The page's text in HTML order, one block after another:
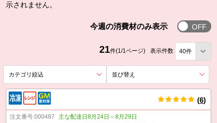
示されません。
今週の消費材のみ表示 今週の消費
21件(1/1ページ) 表示件数
カテゴリ絞込 並び替え
(6)
注文番号:000487 主な配達日8月24日～8月29日